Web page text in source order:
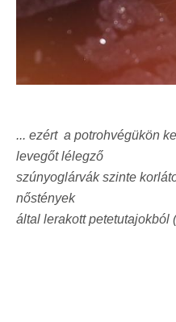
... ezért a potrohvégükön
levegőt lélegző
szúnyoglárvák szinte
nőstények
által lerakott petetutajokból